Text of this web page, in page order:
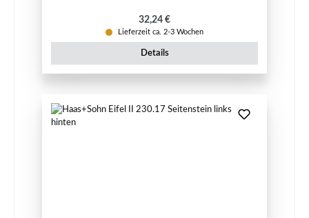
Regulärer Preis:
32,24 €
Lieferzeit ca. 2-3 Wochen
Details